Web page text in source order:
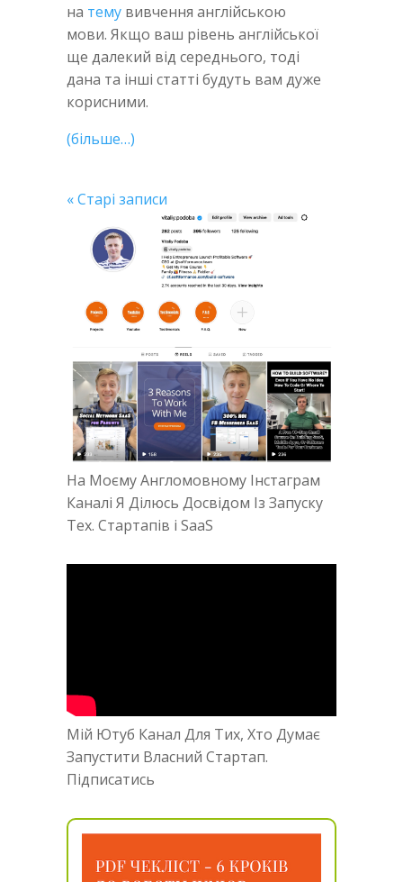
на тему вивчення англійською
мови. Якщо ваш рівень англійської
ще далекий від середнього, тоді
дана та інші статті будуть вам дуже
корисними.
(більше…)
« Старі записи
На Моєму Англомовному Інстаграм
Каналі Я Ділюсь Досвідом Із Запуску
Тех. Стартапів і SaaS
Мій Ютуб Канал Для Тих, Хто Думає
Запустити Власний Стартап.
Підписатись